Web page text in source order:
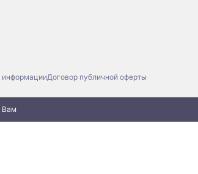
информацииДоговор публичной оферты
Вам